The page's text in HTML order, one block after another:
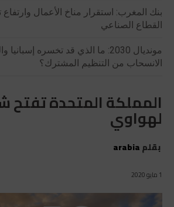
بنك المغرب: استقرار مناخ الأعمال وارتفاع
القطاع الصناعي
مونديال 2030: ما الذي قد تخسره
الانسحاب من التنظيم المشترك؟
لهواوي
بقلمarabia
1 مايو 2020